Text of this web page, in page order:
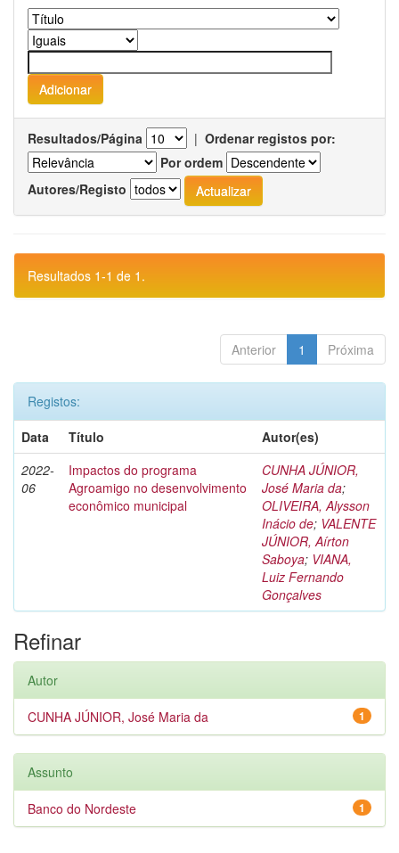
Resultados/Página | Ordenar registos por:
Por ordem
Autores/Registo
Resultados 1-1 de 1.
Anterior 1 Próxima
Registos:
Data
Título
Autor(es)
2022-
06
Impactos do programa
Agroamigo no desenvolvimento
econômico municipal
CUNHA JÚNIOR,
José Maria da;
OLIVEIRA, Alysson
Inácio de; VALENTE
JÚNIOR, Aírton
Saboya; VIANA,
Luiz Fernando
Gonçalves
Refinar
Autor
1
CUNHA JÚNIOR, José Maria da
Assunto
1
Banco do Nordeste